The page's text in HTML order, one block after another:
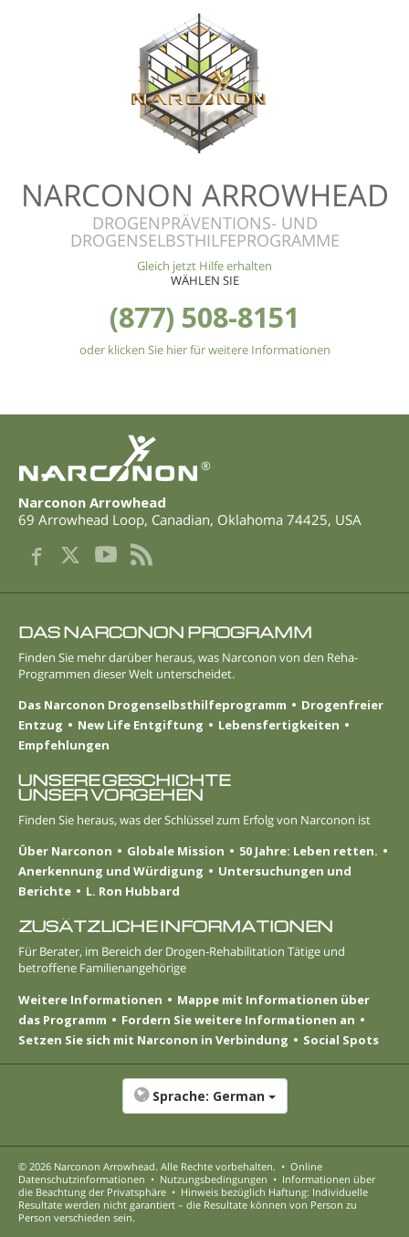
NARCONON ARROWHEAD
DROGENPRÄVENTIONS- UND
DROGENSELBSTHILFEPROGRAMME
Gleich jetzt Hilfe erhalten
WÄHLEN SIE
(877) 508-8151
oder klicken Sie hier für weitere Informationen
®
Narconon Arrowhead
69 Arrowhead Loop, Canadian, Oklahoma 74425, USA
DAS NARCONON PROGRAMM
Finden Sie mehr darüber heraus, was Narconon von den Reha-
Programmen dieser Welt unterscheidet.
Das Narconon Drogenselbsthilfeprogramm
Drogenfreier
Entzug
New Life Entgiftung
Lebens­fertigkeiten
Empfehlungen
UNSERE GESCHICHTE
UNSER VORGEHEN
Finden Sie heraus, was der Schlüssel zum Erfolg von Narconon ist
Über Narconon
Globale Mission
50 Jahre: Leben retten.
Anerkennung und Würdigung
Untersuchungen und
Berichte
L. Ron Hubbard
ZUSÄTZLICHE INFORMATIONEN
Für Berater, im Bereich der Drogen-Rehabilitation Tätige und
betroffene Familienangehörige
Weitere Informationen
Mappe mit Informationen über
das Programm
Fordern Sie weitere Informationen an
Setzen Sie sich mit Narconon in Verbindung
Social Spots
Sprache: German
© 2026 Narconon Arrowhead. Alle Rechte vorbehalten. • Online
Datenschutzinformationen • Nutzungsbedingungen • Informationen über
die Beachtung der Privatsphäre • Hinweis bezüglich Haftung: Individuelle
Resultate werden nicht garantiert – die Resultate können von Person zu
Person verschieden sein.